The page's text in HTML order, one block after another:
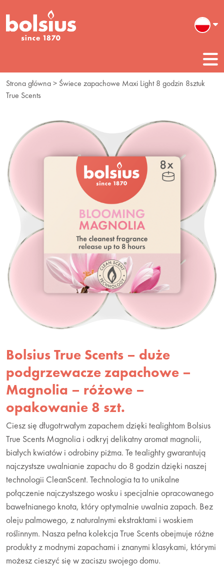
Strona główna> Świece zapachowe Maxi Light 8 godzin 8sztuk
True Scents
Bolsius True Scents – duże
podgrzewacze zapachowe –
Magnolia – różowe –
opakowanie 8 szt.
Ciesz się długotrwałym zapachem dzięki tealightom Bolsius
True Scents Magnolia i odkryj delikatny aromat magnolii,
białych kwiatów i odrobiny piżma. Te tealighty gwarantują
najczystsze uwalnianie zapachu do 8 godzin dzięki naszej
technologii CleanScent. Technologia ta to unikalne
połączenie najczystszego wosku i specjalnie opracowanego
bawełnianego knota, który optymalnie uwalnia zapach. Bez
oleju palmowego, z naturalnymi ekstraktami i woskiem
roślinnym. Nasza pełna kolekcja True Scents obejmuje różne
produkty z modnymi zapachami i znanymi klasykami, którymi
możesz cieszyć się w zaciszu swojego domu.